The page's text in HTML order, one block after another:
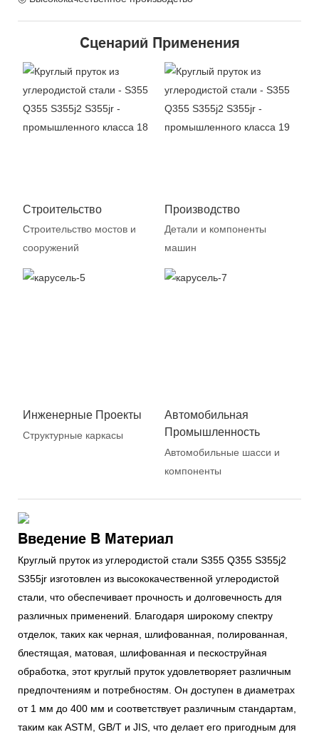
Сценарий Применения
Строительство
Строительство мостов и
сооружений
Производство
Детали и компоненты
машин
Инженерные Проекты
Структурные каркасы
Автомобильная
Промышленность
Автомобильные шасси и
компоненты
Введение В Материал
Круглый пруток из углеродистой стали S355 Q355 S355j2
S355jr изготовлен из высококачественной углеродистой
стали, что обеспечивает прочность и долговечность для
различных применений. Благодаря широкому спектру
отделок, таких как черная, шлифованная, полированная,
блестящая, матовая, шлифованная и пескоструйная
обработка, этот круглый пруток удовлетворяет различным
предпочтениям и потребностям. Он доступен в диаметрах
от 1 мм до 400 мм и соответствует различным стандартам,
таким как ASTM, GB/T и JIS, что делает его пригодным для